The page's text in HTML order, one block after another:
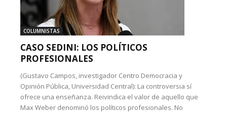
COLUMNISTAS
CASO SEDINI: LOS POLÍTICOS
PROFESIONALES
(Gustavo Campos, investigador Centro Democracia y
Opinión Pública, Universidad Central): La controversia sí
ofrece una enseñanza. Reivindica el valor de aquello que
Max Weber denominó los políticos profesionales. No